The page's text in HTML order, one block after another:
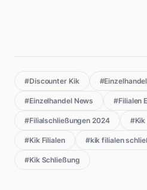
#Discounter Kik
#Einzelhandel News #Filialen
#Filialschließungen 2024 #Kik
#Kik Filialen #kik filialen
#Kik Schließung